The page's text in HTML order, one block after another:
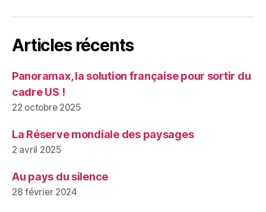
Articles récents
Panoramax, la solution française pour sortir du
cadre US !
22 octobre 2025
La Réserve mondiale des paysages
2 avril 2025
Au pays du silence
28 février 2024